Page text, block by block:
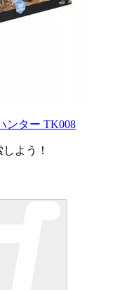
ンター TK008
よう！